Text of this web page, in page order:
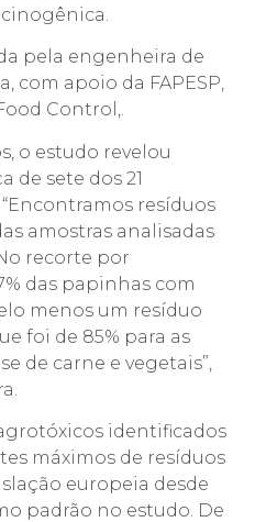
pela engenheira de
com apoio da FAPESP,
Control,.
o estudo revelou
de sete dos 21
resíduos
amostras analisadas
recorte por
das papinhas com
menos um resíduo
foi de 85% para as
de carne e vegetais”,
identificados
máximos de resíduos
europeia desde
padrão no estudo. De